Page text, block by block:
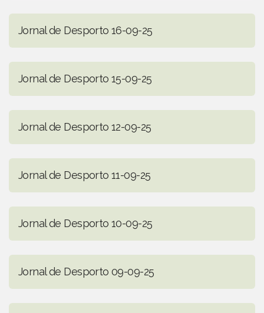
Jornal de Desporto 16-09-25
Jornal de Desporto 15-09-25
Jornal de Desporto 12-09-25
Jornal de Desporto 11-09-25
Jornal de Desporto 10-09-25
Jornal de Desporto 09-09-25